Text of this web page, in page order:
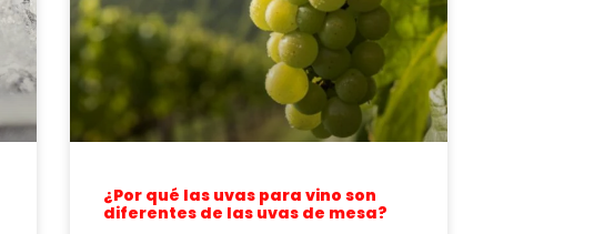
¿Por qué las uvas para vino son
diferentes de las uvas de mesa?